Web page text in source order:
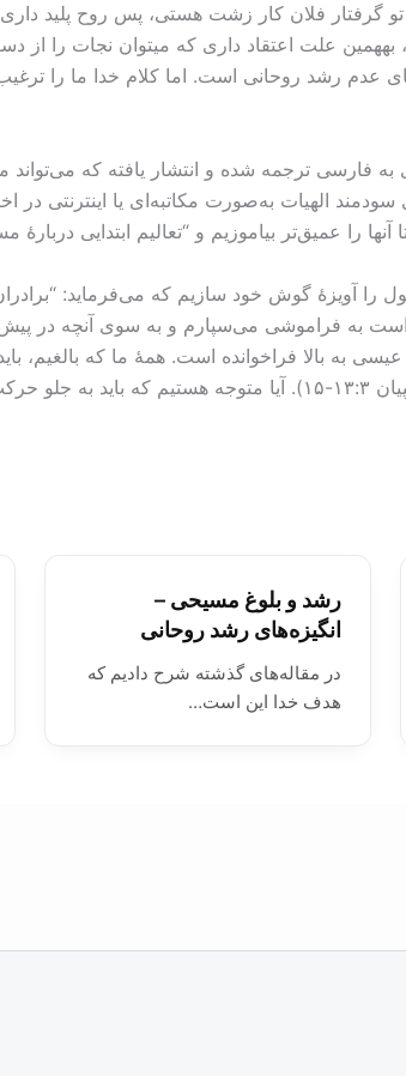
گرفتار فلان کار زشت هستی، پس روح پلید
علت اعتقاد داری که میتوان نجات را از
عدم رشد روحانی است. اما کلام خدا ما را
فارسی ترجمه شده و انتشار یافته که می‌تواند
الهیات به‌صورت مکاتبه‌ای یا اینترنتی در
را عمیق‌تر بیاموزیم و “تعالیم ابتدایی
آویزۀ گوش خود سازیم که می‌فرماید:
به فراموشی می‌سپارم و به‌ سوی آنچه در
به بالا فراخوانده است. همۀ ما که بالغیم،
شما آشکار خواهد فرمود.” (رساله به فیلیپیان ۳:‏۱۳-‏
رشد و بلوغ مسیحی –
انگیزه‌های رشد روحانی
در مقاله‌های گذشته شرح دادیم که
هدف خدا این است…